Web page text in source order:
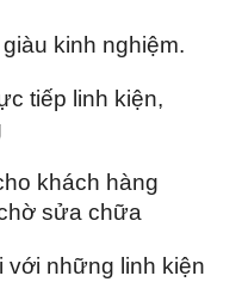
kinh nghiệm.
tiếp linh kiện,
khách hàng
sửa chữa
với những linh kiện